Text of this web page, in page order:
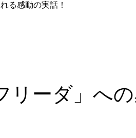
れる感動の実話！
リーダ」へ